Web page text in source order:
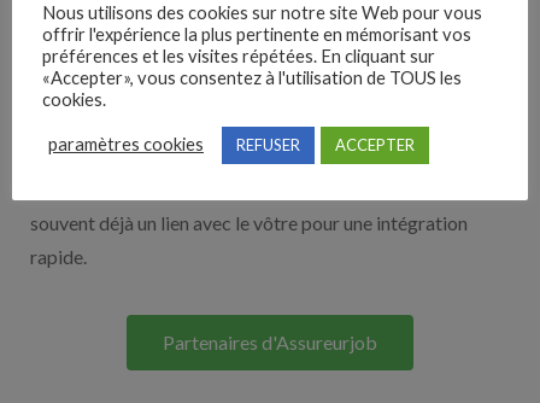
Nos solutions entreprises
Découvrez nos partenaires ! Moteurs de recherches,
multidiffuseurs, sites payant… nombreux sont nos
souvent déjà un lien avec le vôtre pour une intégration
rapide.
Partenaires d'Assureurjob
Nous utilisons des cookies sur notre site Web pour vous
offrir l'expérience la plus pertinente en mémorisant vos
préférences et les visites répétées. En cliquant sur
«Accepter», vous consentez à l'utilisation de TOUS les
cookies.
paramètres cookies REFUSER ACCEPTER